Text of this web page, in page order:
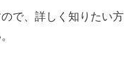
で、詳しく知りたい方